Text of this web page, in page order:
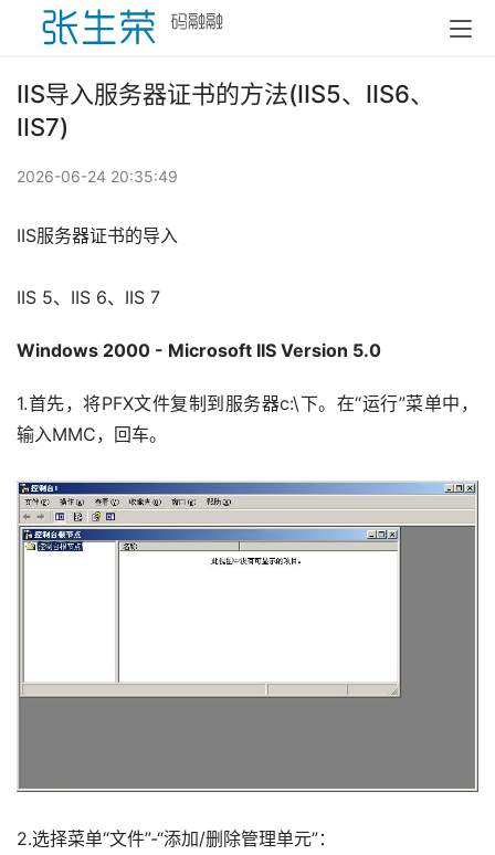
IIS导入服务器证书的方法(IIS5、IIS6、
IIS7)
2026-06-24 20:35:49
IIS服务器证书的导入
IIS 5、IIS 6、IIS 7
Windows 2000 - Microsoft IIS Version 5.0
1.首先，将PFX文件复制到服务器c:\下。在“运行”菜单中，
输入MMC，回车。
2.选择菜单“文件”-“添加/删除管理单元”：